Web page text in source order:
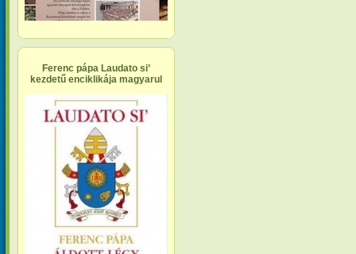
Ferenc pápa Laudato si’
kezdetű enciklikája magyarul